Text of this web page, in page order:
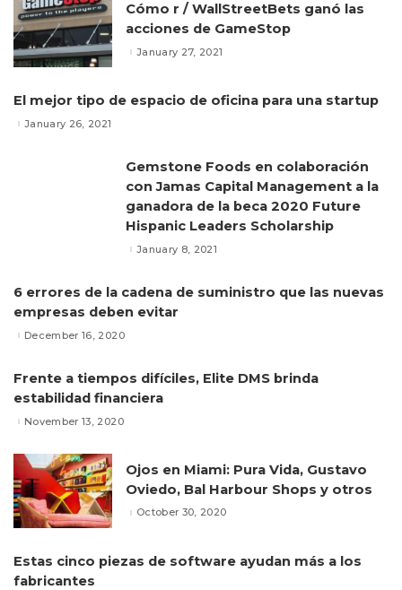
Cómo r / WallStreetBets ganó las
acciones de GameStop
January 27, 2021
El mejor tipo de espacio de oficina para una startup
January 26, 2021
Gemstone Foods en colaboración
con Jamas Capital Management a la
ganadora de la beca 2020 Future
Hispanic Leaders Scholarship
January 8, 2021
6 errores de la cadena de suministro que las nuevas
empresas deben evitar
December 16, 2020
Frente a tiempos difíciles, Elite DMS brinda
estabilidad financiera
November 13, 2020
Ojos en Miami: Pura Vida, Gustavo
Oviedo, Bal Harbour Shops y otros
October 30, 2020
Estas cinco piezas de software ayudan más a los
fabricantes